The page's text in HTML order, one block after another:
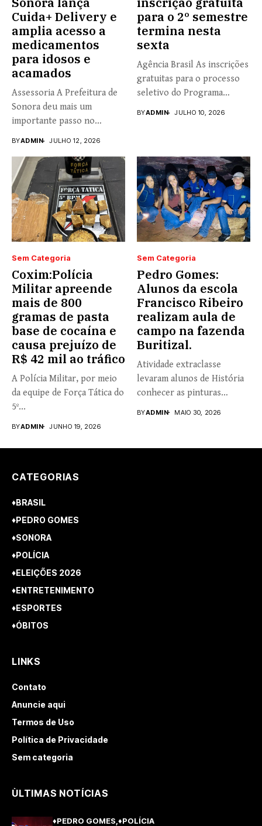
Cuida+ Delivery e
amplia acesso a
medicamentos
para idosos e
acamados
Assessoria A Prefeitura de
Sonora deu mais um
importante passo no
BYADMIN JULHO 12, 2026
para o 2º semestre
termina nesta
sexta
Agência Brasil As inscrições
gratuitas para o processo
seletivo do Programa
BYADMIN JULHO 10, 2026
Sem Categoria
Coxim:Polícia
Militar apreende
mais de 800
gramas de pasta
base de cocaína e
causa prejuízo de
R$ 42 mil ao tráfico
A Polícia Militar, por meio
da equipe de Força Tática do
5º...
BYADMIN JUNHO 19, 2026
Sem Categoria
Pedro Gomes:
Alunos da escola
Francisco Ribeiro
realizam aula de
campo na fazenda
Buritizal.
Atividade extraclasse
levaram alunos de História
conhecer as pinturas
BYADMIN MAIO 30, 2026
CATEGORIAS
♦BRASIL
♦PEDRO GOMES
♦SONORA
♦POLÍCIA
♦ELEIÇÕES 2026
♦ENTRETENIMENTO
♦ESPORTES
♦ÓBITOS
LINKS
Contato
Anuncie aqui
Termos de Uso
Política de Privacidade
Sem categoria
ÙLTIMAS NOTÍCIAS
♦PEDRO GOMES ♦POLÍCIA